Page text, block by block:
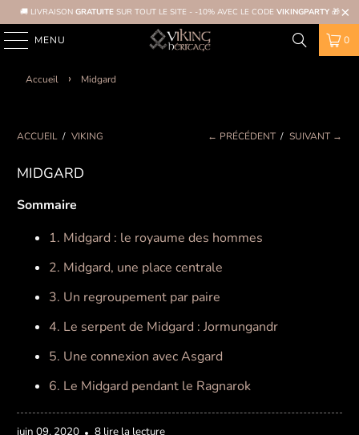
🚚 LIVRAISON GRATUITE SUR TOUT LE SITE - -10% AVEC LE CODE VIKINGPARTY 🎁
MENU 0
Accueil Midgard
ACCUEIL / VIKING ← PRÉCÉDENT / SUIVANT →
MIDGARD
Sommaire
1. Midgard : le royaume des hommes
2. Midgard, une place centrale
3. Un regroupement par paire
4. Le serpent de Midgard : Jormungandr
5. Une connexion avec Asgard
6. Le Midgard pendant le Ragnarok
juin 09, 2020 8 lire la lecture